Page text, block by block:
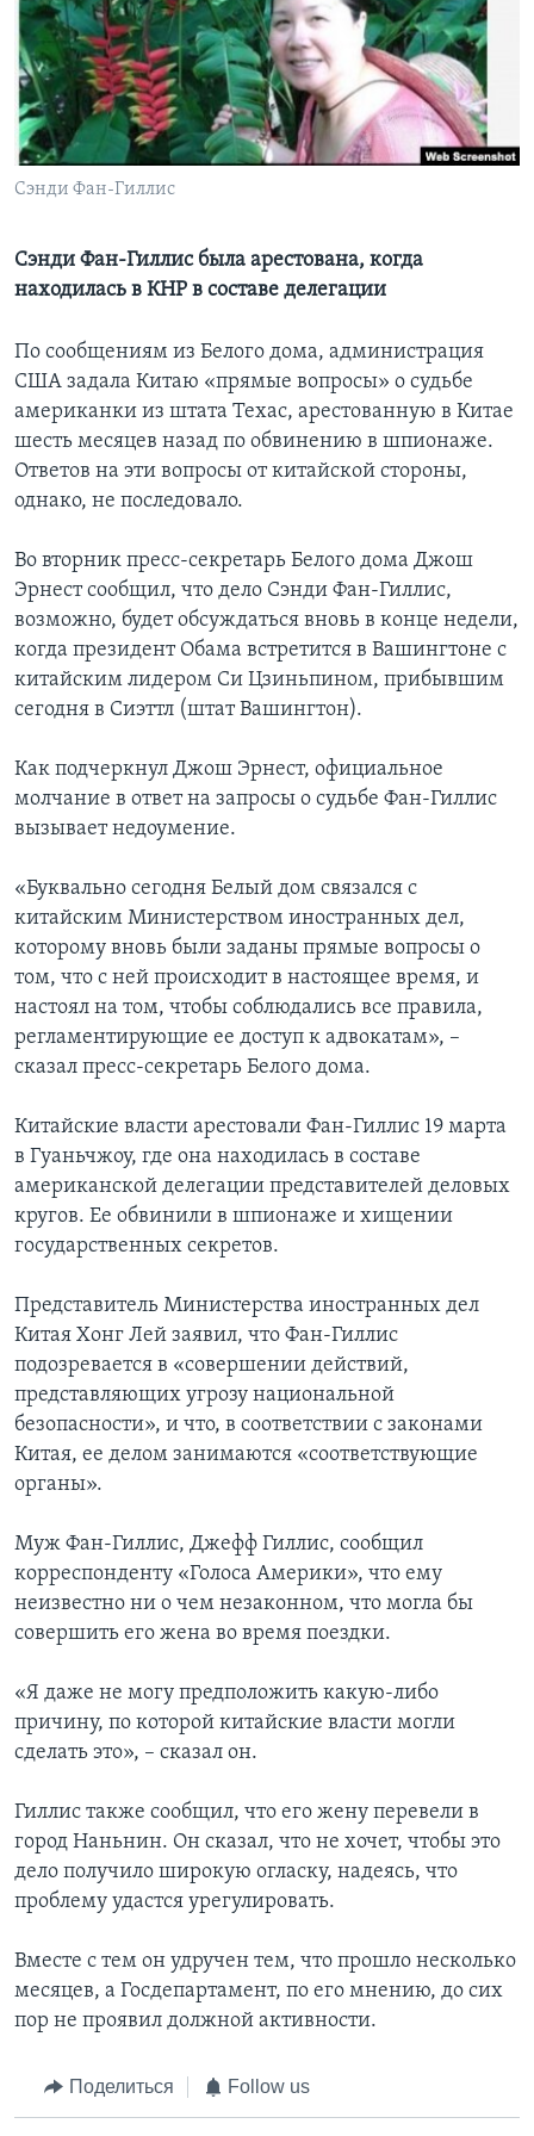
Learning English
СОЦИАЛЬНЫЕ СЕТИ
Сэнди Фан-Гиллис
Сэнди Фан-Гиллис была арестована, когда
находилась в КНР в составе делегации
По сообщениям из Белого дома, администрация
США задала Китаю «прямые вопросы» о судьбе
американки из штата Техас, арестованную в Китае
шесть месяцев назад по обвинению в шпионаже.
Ответов на эти вопросы от китайской стороны,
однако, не последовало.
Во вторник пресс-секретарь Белого дома Джош
Эрнест сообщил, что дело Сэнди Фан-Гиллис,
возможно, будет обсуждаться вновь в конце недели,
когда президент Обама встретится в Вашингтоне с
китайским лидером Си Цзиньпином, прибывшим
сегодня в Сиэттл (штат Вашингтон).
Как подчеркнул Джош Эрнест, официальное
молчание в ответ на запросы о судьбе Фан-Гиллис
вызывает недоумение.
«Буквально сегодня Белый дом связался с
китайским Министерством иностранных дел,
которому вновь были заданы прямые вопросы о
том, что с ней происходит в настоящее время, и
настоял на том, чтобы соблюдались все правила,
регламентирующие ее доступ к адвокатам», –
сказал пресс-секретарь Белого дома.
Китайские власти арестовали Фан-Гиллис 19 марта
в Гуаньчжоу, где она находилась в составе
американской делегации представителей деловых
кругов. Ее обвинили в шпионаже и хищении
государственных секретов.
Представитель Министерства иностранных дел
Китая Хонг Лей заявил, что Фан-Гиллис
подозревается в «совершении действий,
представляющих угрозу национальной
безопасности», и что, в соответствии с законами
Китая, ее делом занимаются «соответствующие
органы».
Муж Фан-Гиллис, Джефф Гиллис, сообщил
корреспонденту «Голоса Америки», что ему
неизвестно ни о чем незаконном, что могла бы
совершить его жена во время поездки.
«Я даже не могу предположить какую-либо
причину, по которой китайские власти могли
сделать это», – сказал он.
Гиллис также сообщил, что его жену перевели в
город Наньнин. Он сказал, что не хочет, чтобы это
дело получило широкую огласку, надеясь, что
проблему удастся урегулировать.
Вместе с тем он удручен тем, что прошло несколько
месяцев, а Госдепартамент, по его мнению, до сих
пор не проявил должной активности.
Поделиться Follow us